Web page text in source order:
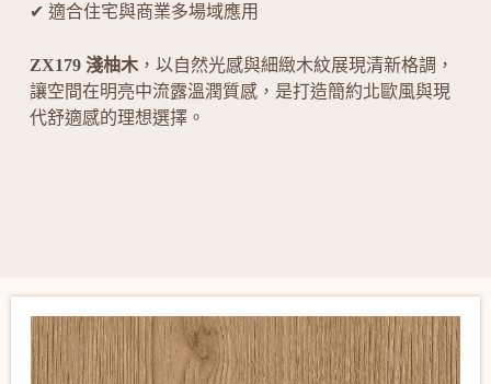
✔ 適合住宅與商業多場域應用
ZX179 淺柚木，以自然光感與細緻木紋展現清新格調，
讓空間在明亮中流露溫潤質感，是打造簡約北歐風與現
代舒適感的理想選擇。